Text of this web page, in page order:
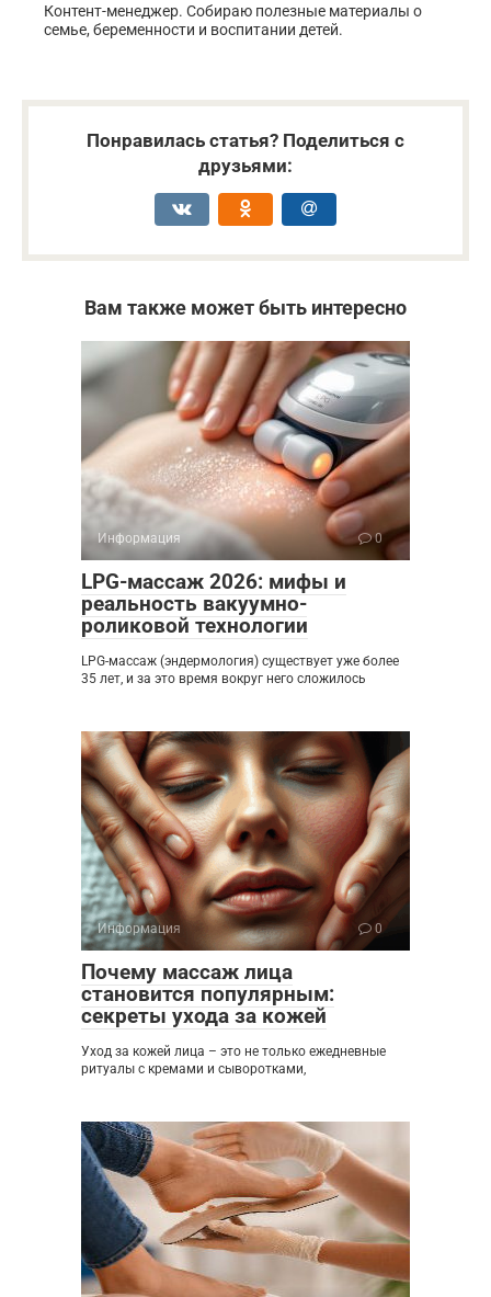
Контент-менеджер. Собираю полезные материалы о
семье, беременности и воспитании детей.
Понравилась статья? Поделиться с
друзьями:
Вам также может быть интересно
Информация 0
LPG-массаж 2026: мифы и
реальность вакуумно-
роликовой технологии
LPG-массаж (эндермология) существует уже более
35 лет, и за это время вокруг него сложилось
Информация 0
Почему массаж лица
становится популярным:
секреты ухода за кожей
Уход за кожей лица – это не только ежедневные
ритуалы с кремами и сыворотками,